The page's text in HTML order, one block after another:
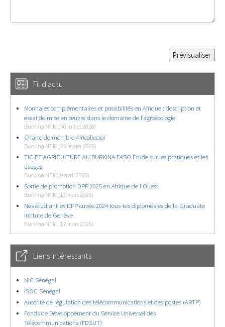
Fil d'actu
Monnaies complémentaires et possibilités en Afrique : description et
essai de mise en œuvre dans le domaine de l’agroécologie
Burkina NTIC (30 juillet 2026)
Charte de membre Africollector
Burkina NTIC (25 février 2026)
TIC ET AGRICULTURE AU BURKINA FASO Étude sur les pratiques et les
usages
Burkina NTIC (9 avril 2025)
Sortie de promotion DPP 2025 en Afrique de l’Ouest
Burkina NTIC (12 mars 2025)
Nos étudiant-es DPP cuvée 2024 tous-tes diplomés-es de la Graduate
Intitute de Genève
Burkina NTIC (12 mars 2025)
Liens intéressants
NIC Sénégal
ISOC Sénégal
Autorité de régulation des télécommunications et des postes (ARTP)
Fonds de Développement du Service Universel des
Télécommunications (FDSUT)